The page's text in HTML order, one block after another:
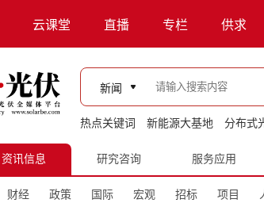
云课堂 直播 专栏 供求
新闻
热点关键词 新能源大基地 分布式
资讯信息 研究咨询 服务应用
财经 政策 国际 宏观 招标 项目